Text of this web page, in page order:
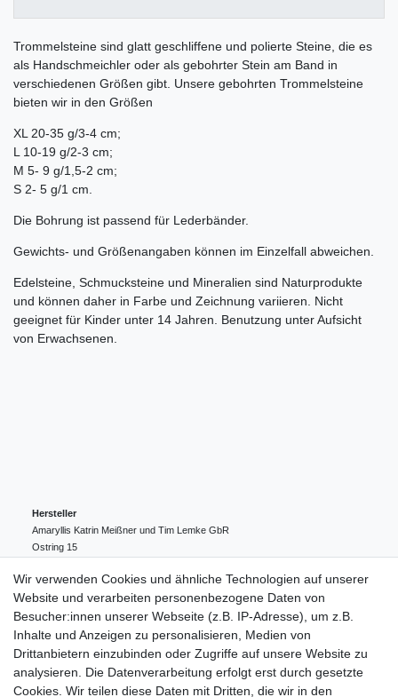
Trommelsteine sind glatt geschliffene und polierte Steine, die es
als Handschmeichler oder als gebohrter Stein am Band in
verschiedenen Größen gibt. Unsere gebohrten Trommelsteine
bieten wir in den Größen
XL 20-35 g/3-4 cm;
L 10-19 g/2-3 cm;
M 5- 9 g/1,5-2 cm;
S 2- 5 g/1 cm.
Die Bohrung ist passend für Lederbänder.
Gewichts- und Größenangaben können im Einzelfall abweichen.
Edelsteine, Schmucksteine und Mineralien sind Naturprodukte
und können daher in Farbe und Zeichnung variieren. Nicht
geeignet für Kinder unter 14 Jahren. Benutzung unter Aufsicht
von Erwachsenen.
Hersteller
Amaryllis Katrin Meißner und Tim Lemke GbR
Ostring 15
004943548099856
amaryllis-eckernfoerde@t-online.de
EU-Verantwortlicher
Amaryllis Katrin Meißner und Tim Lemke GbR
Ostring
15
004943548099856
Wir verwenden Cookies und ähnliche Technologien auf unserer
Website und verarbeiten personenbezogene Daten von
Besucher:innen unserer Webseite (z.B. IP-Adresse), um z.B.
Inhalte und Anzeigen zu personalisieren, Medien von
Drittanbietern einzubinden oder Zugriffe auf unsere Website zu
analysieren. Die Datenverarbeitung erfolgt erst durch gesetzte
Cookies. Wir teilen diese Daten mit Dritten, die wir in den